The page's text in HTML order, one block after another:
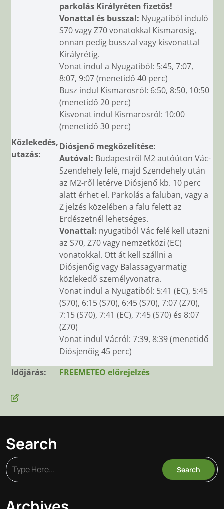
Közlekedés,
utazás:
parkolás Királyréten fizetős!
Vonattal és busszal: Nyugatiból induló
S70 vagy Z70 vonatokkal Kismarosig,
onnan pedig busszal vagy kisvonattal
Királyrétig.
Vonat indul a Nyugatiból: 5:45, 7:07,
8:07, 9:07 (menetidő 40 perc)
Busz indul Kismarosról: 6:50, 8:50, 10:50
(menetidő 20 perc)
Kisvonat indul Kismarosról: 10:00
(menetidő 30 perc)
Diósjenő megközelítése:
Autóval: Budapestről M2 autóúton Vác-
Szendehely felé, majd Szendehely után
az M2-ről letérve Diósjenő kb. 10 perc
alatt érhet el. Parkolás a faluban, vagy a
Z jelzés közelében a falu felett az
Erdészetnél lehetséges.
Vonattal: nyugatiból Vác felé kell utazni
az S70, Z70 vagy nemzetközi (EC)
vonatokkal. Ott át kell szállni a
Diósjenőig vagy Balassagyarmatig
közlekedő személyvonatra.
Vonat indul a Nyugatiból: 5:41 (EC), 5:45
(S70), 6:15 (S70), 6:45 (S70), 7:07 (Z70),
7:15 (S70), 7:41 (EC), 7:45 (S70) és 8:07
(Z70)
Vonat indul Vácról: 7:39, 8:39 (menetidő
Diósjenőig 45 perc)
Időjárás:
FREEMETEO előrejelzés
Search